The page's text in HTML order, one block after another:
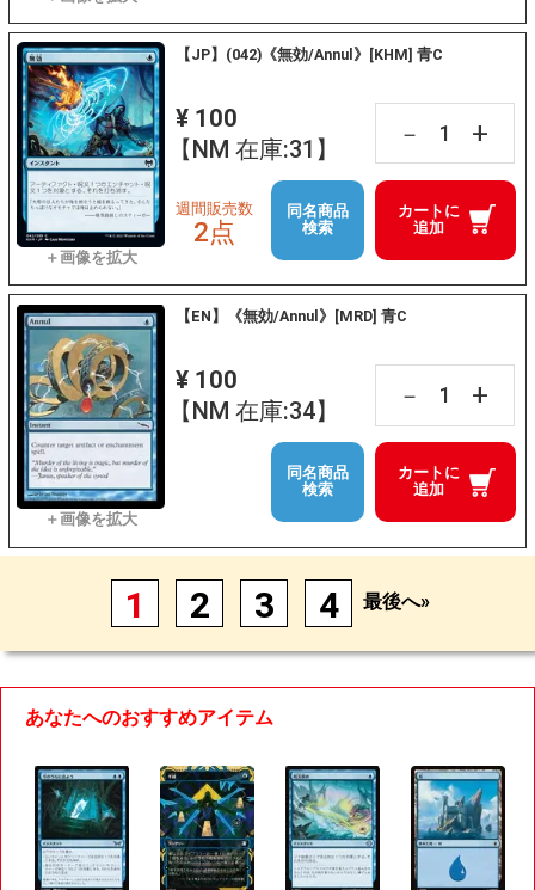
【JP】(042)《無効/Annul》[KHM] 青C
¥ 100
【NM 在庫:31】
－ +
カートに
追加
週間販売数
2点
同名商品
検索
【EN】《無効/Annul》[MRD] 青C
¥ 100
【NM 在庫:34】
－ +
カートに
追加
同名商品
検索
1 2 3 4 最後へ»
あなたへのおすすめアイテム